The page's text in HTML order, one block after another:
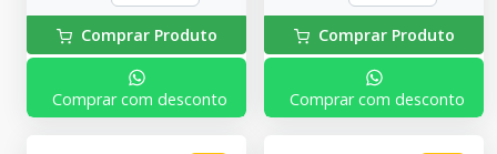
Comprar Produto
Comprar com desconto
Comprar Produto
Comprar com desconto